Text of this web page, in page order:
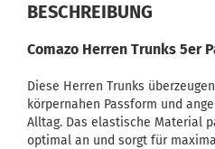
BESCHREIBUNG
Comazo Herren Trunks 5er
Diese Herren Trunks
körpernahen Passform und
Alltag. Das elastische Material
optimal an und sorgt für